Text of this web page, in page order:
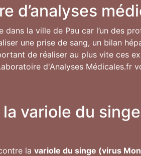
d’analyses
la ville de Pau car l’un des
une prise de sang, un bilan
de réaliser au plus vite ces
d'Analyses Médicales.fr
variole du
la variole du singe (virus